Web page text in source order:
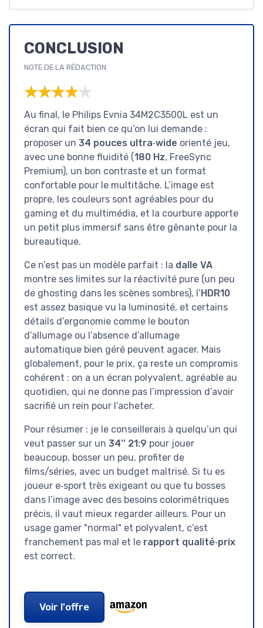
CONCLUSION
NOTE DE LA RÉDACTION
★★★★★
★★★★★
Au final, le Philips Evnia 34M2C3500L est un
écran qui fait bien ce qu’on lui demande :
proposer un 34 pouces ultra‑wide orienté jeu,
avec une bonne fluidité (180 Hz, FreeSync
Premium), un bon contraste et un format
confortable pour le multitâche. L’image est
propre, les couleurs sont agréables pour du
gaming et du multimédia, et la courbure apporte
un petit plus immersif sans être gênante pour la
bureautique.
Ce n’est pas un modèle parfait : la dalle VA
montre ses limites sur la réactivité pure (un peu
de ghosting dans les scènes sombres), l’ HDR10
est assez basique vu la luminosité, et certains
détails d’ergonomie comme le bouton
d’allumage ou l’absence d’allumage
automatique bien géré peuvent agacer. Mais
globalement, pour le prix, ça reste un compromis
cohérent : on a un écran polyvalent, agréable au
quotidien, qui ne donne pas l’impression d’avoir
sacrifié un rein pour l’acheter.
Pour résumer : je le conseillerais à quelqu’un qui
veut passer sur un 34'' 21:9 pour jouer
beaucoup, bosser un peu, profiter de
films/séries, avec un budget maîtrisé. Si tu es
joueur e‑sport très exigeant ou que tu bosses
dans l’image avec des besoins colorimétriques
précis, il vaut mieux regarder ailleurs. Pour un
usage gamer "normal" et polyvalent, c’est
franchement pas mal et le rapport qualité‑prix
est correct.
Voir l'offre